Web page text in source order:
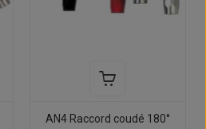
AN4 Raccord coudé 180°